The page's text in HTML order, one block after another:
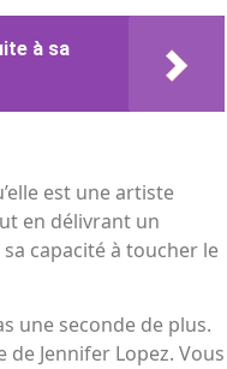
à sa
est une artiste
en délivrant un
capacité à toucher le
une seconde de plus.
Jennifer Lopez. Vous